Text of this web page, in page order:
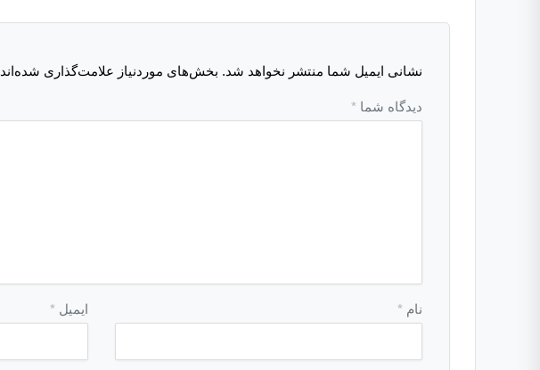
نشانی ایمیل شما منتشر نخواهد شد. بخش‌های موردنیاز علامت‌گذاری شده‌اند
دیدگاه شما *
نام * ایمیل *